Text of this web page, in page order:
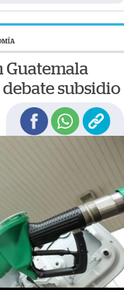
Guatemala
subsidio